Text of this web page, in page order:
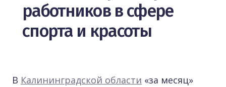
работников в сфере
спорта и красоты
В Калининградской области «за месяц»